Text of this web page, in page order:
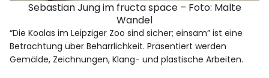
Sebastian Jung im fructa space – Foto: Malte
Wandel
“Die Koalas im Leipziger Zoo sind sicher; einsam” ist eine
Betrachtung über Beharrlichkeit. Präsentiert werden
Gemälde, Zeichnungen, Klang- und plastische Arbeiten.